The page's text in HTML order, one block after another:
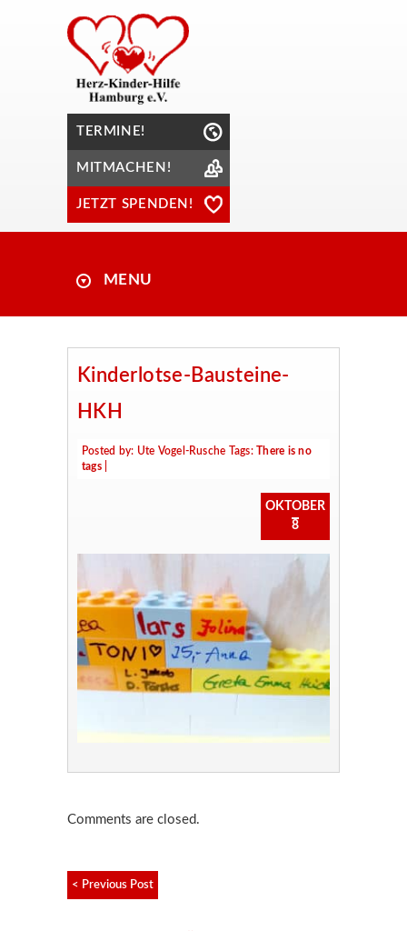
TERMINE!
MITMACHEN!
JETZT SPENDEN!
MENU
Kinderlotse-Bausteine-
HKH
Posted by: Ute Vogel-Rusche Tags:There is no
tags
OKTOBER
8
Comments are closed.
< Previous Post